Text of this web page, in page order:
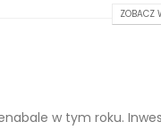
ZOBACZ
w tym roku.